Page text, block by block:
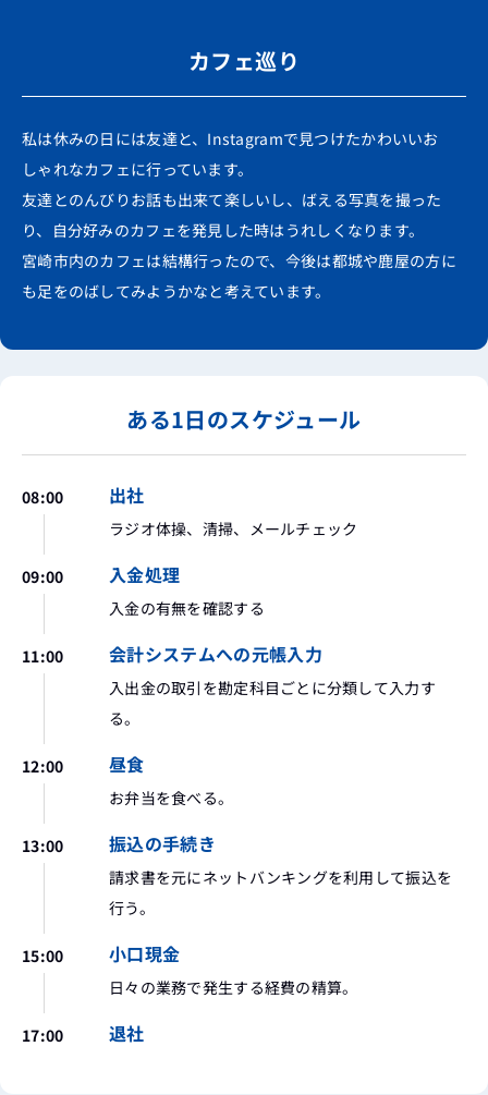
カフェ巡り
私は休みの日には友達と、Instagramで見つけたかわいいお
しゃれなカフェに行っています。
友達とのんびりお話も出来て楽しいし、ばえる写真を撮った
り、自分好みのカフェを発見した時はうれしくなります。
宮崎市内のカフェは結構行ったので、今後は都城や鹿屋の方に
も足をのばしてみようかなと考えています。
ある1日のスケジュール
08:00 出社
ラジオ体操、清掃、メールチェック
09:00 入金処理
入金の有無を確認する
11:00 会計システムへの元帳入力
入出金の取引を勘定科目ごとに分類して入力す
る。
12:00 昼食
お弁当を食べる。
13:00 振込の手続き
請求書を元にネットバンキングを利用して振込を
行う。
15:00 小口現金
日々の業務で発生する経費の精算。
17:00 退社